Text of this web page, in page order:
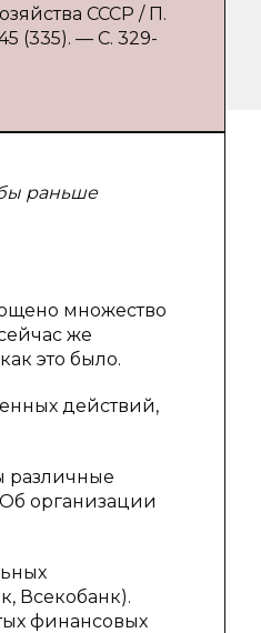
СССР / П.
(335). — С. 329-
раньше
множество
же
это было.
действий,
различные
организации
Всекобанк).
финансовых